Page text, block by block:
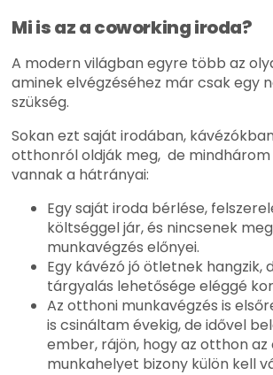
Mi is az a coworking iroda?
A modern világban egyre több az
aminek elvégzéséhez már csak egy
szükség.
Sokan ezt saját irodában,
otthonról oldják meg, de
vannak a hátrányai:
Egy saját iroda bérlése,
költséggel jár, és nincsenek
munkavégzés előnyei.
Egy kávézó jó ötletnek hangzik,
tárgyalás lehetősége eléggé
Az otthoni munkavégzés is
is csináltam évekig, de idővel
ember, rájön, hogy az otthon
munkahelyet bizony külön kell